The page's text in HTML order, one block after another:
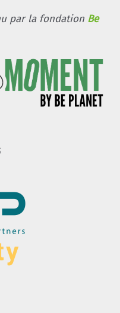
par la fondation Be